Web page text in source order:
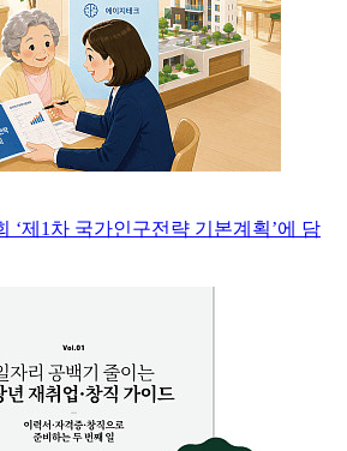
‘제1차 국가인구전략 기본계획’에 담